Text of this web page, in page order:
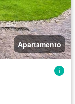
Apartamento